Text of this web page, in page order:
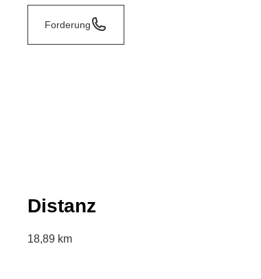
Forderung
Distanz
18,89 km